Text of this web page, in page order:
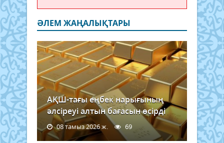
ӘЛЕМ ЖАҢАЛЫҚТАРЫ
АҚШ-тағы еңбек нарығының
әлсіреуі алтын бағасын өсірді
08 тамыз 2026 ж. 69